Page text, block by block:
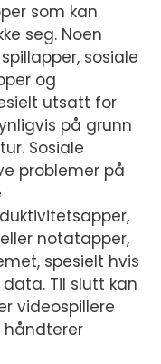
som kan
seg. Noen
sosiale
og
utsatt for
på grunn
Sosiale
problemer på
notatapper,
spesielt hvis
Til slutt kan
videospillere
håndterer